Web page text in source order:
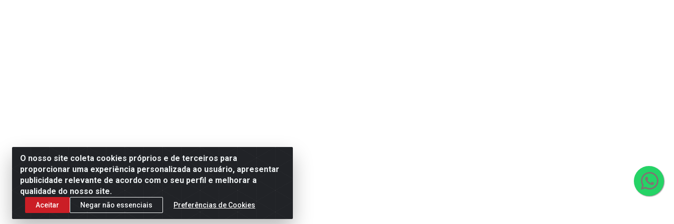
O nosso site coleta cookies próprios e de terceiros para
proporcionar uma experiência personalizada ao usuário, apresentar
publicidade relevante de acordo com o seu perfil e melhorar a
qualidade do nosso site.
Aceitar Negar não essenciais Preferências de Cookies